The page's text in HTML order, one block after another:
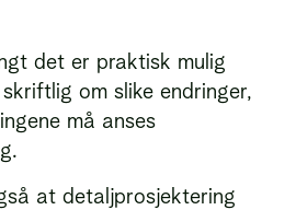
det er praktisk mulig
om slike endringer,
må anses
at detaljprosjektering